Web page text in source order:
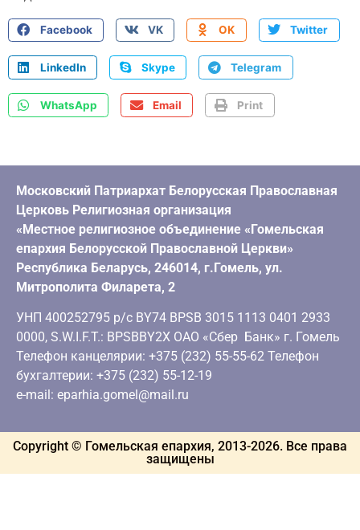
Facebook VK OK Twitter
LinkedIn Skype Telegram
WhatsApp Email Print
Московский Патриархат Белорусская Православная
Церковь Религиозная организация
«Местное религиозное объединение «Гомельская
епархия Белорусской Православной Церкви»
Республика Беларусь, 246014, г.Гомель, ул.
Митрополита Филарета, 2
УНП 400252795 р/с BY74 BPSB 3015 1113 0401 2933
0000, S.W.I.F.T.: BPSBBY2X ОАО «Сбер Банк» г. Гомель
Телефон канцелярии: +375 (232) 55-55-62 Телефон
бухгалтерии: +375 (232) 55-12-19
e-mail: eparhia.gomel@mail.ru
Copyright © Гомельская епархия, 2013-2026. Все права
защищены